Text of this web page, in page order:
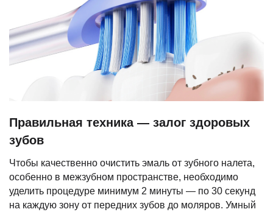
Правильная техника — залог здоровых
зубов
Чтобы качественно очистить эмаль от зубного налета,
особенно в межзубном пространстве, необходимо
уделить процедуре минимум 2 минуты — по 30 секунд
на каждую зону от передних зубов до моляров. Умный